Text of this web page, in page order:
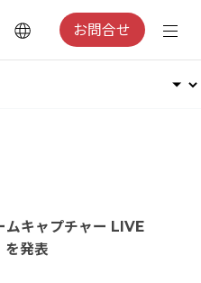
お問合せ
キャプチャー LIVE
発表